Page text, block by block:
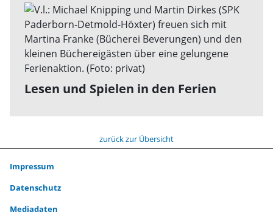
Lesen und Spielen in den Ferien
zurück zur Übersicht
Impressum
Datenschutz
Mediadaten